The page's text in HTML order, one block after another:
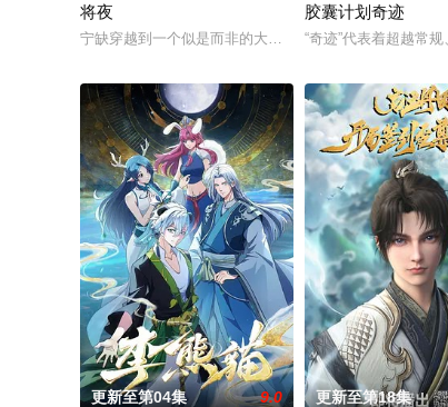
将夜
宁缺穿越到一个似是而非的大唐世界，却发现此处为处
胶囊计划奇迹
“奇迹”代表着超越常
更新至第04集 9.0 更新至第18集